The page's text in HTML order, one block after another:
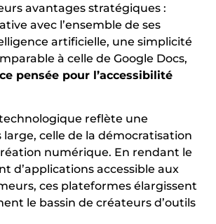
avantages stratégiques :
avec l’ensemble de ses
artificielle, une simplicité
à celle de Google Docs,
pensée pour l’accessibilité
reflète une
celle de la démocratisation
numérique. En rendant le
d’applications accessible aux
ces plateformes élargissent
le bassin de créateurs d’outils